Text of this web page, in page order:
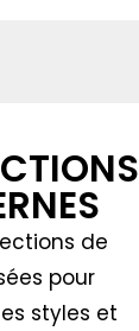
de
pour
styles et